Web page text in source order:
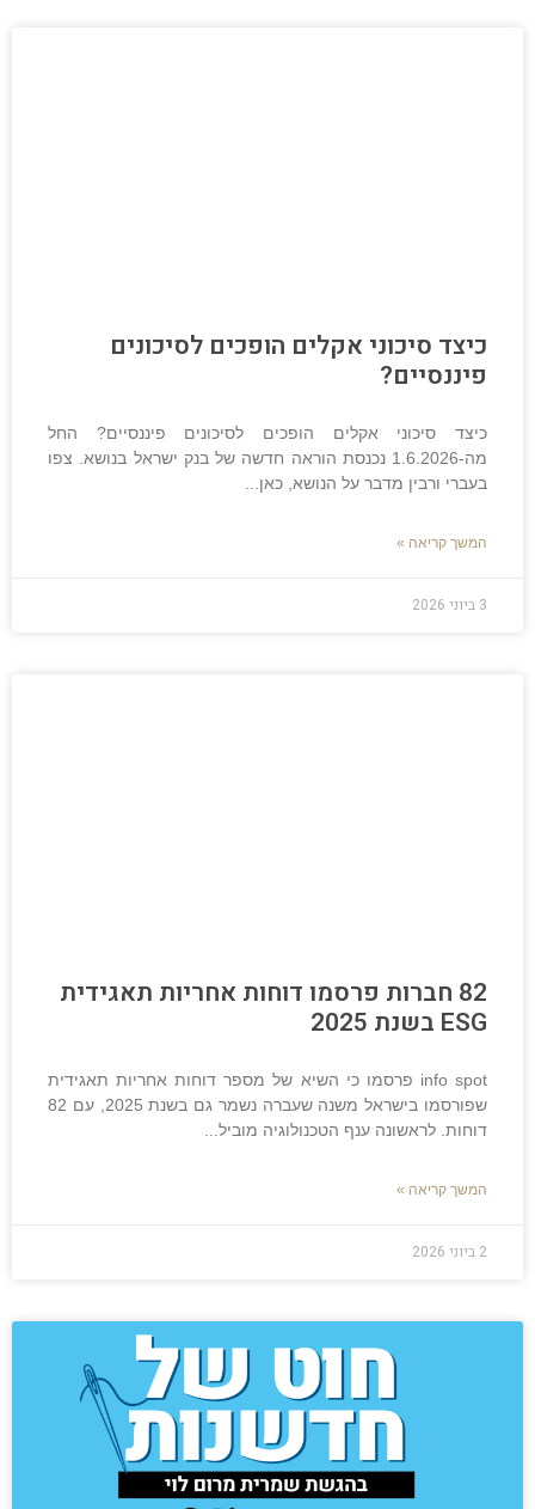
כיצד סיכוני אקלים הופכים לסיכונים
פיננסיים?
כיצד סיכוני אקלים הופכים לסיכונים פיננסיים? החל
מה-1.6.2026 נכנסת הוראה חדשה של בנק ישראל בנושא. צפו
בעברי ורבין מדבר על הנושא, כאן
המשך קריאה »
3 ביוני 2026
82 חברות פרסמו דוחות אחריות תאגידית
ESG בשנת 2025
info spot פרסמו כי השיא של מספר דוחות אחריות תאגידית
שפורסמו בישראל משנה שעברה נשמר גם בשנת 2025, עם 82
דוחות. לראשונה ענף הטכנולוגיה מוביל
המשך קריאה »
2 ביוני 2026